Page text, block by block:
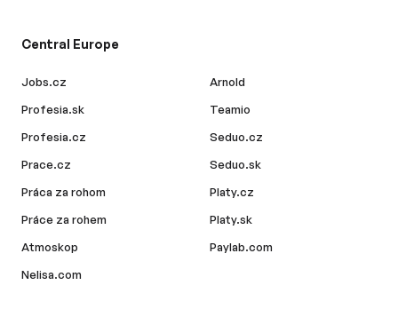
Central Europe
Jobs.cz
Profesia.sk
Profesia.cz
Prace.cz
Práca za rohom
Práce za rohem
Atmoskop
Nelisa.com
Arnold
Teamio
Seduo.cz
Seduo.sk
Platy.cz
Platy.sk
Paylab.com